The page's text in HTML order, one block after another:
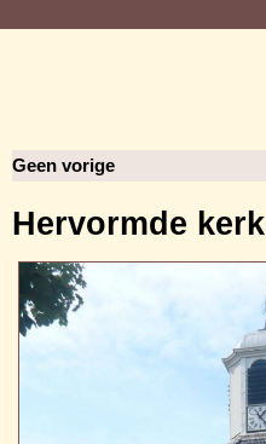
Geen vorige
Hervormde kerk